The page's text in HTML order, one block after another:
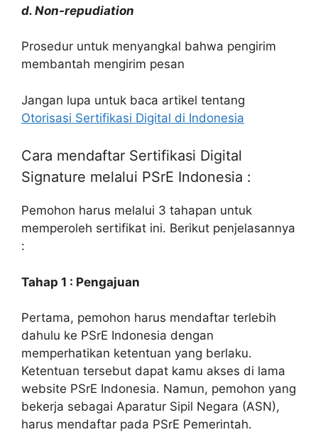
d. Non-repudiation
Prosedur untuk menyangkal bahwa pengirim
membantah mengirim pesan
Jangan lupa untuk baca artikel tentang
Otorisasi Sertifikasi Digital di Indonesia
Cara mendaftar Sertifikasi Digital
Signature melalui PSrE Indonesia :
Pemohon harus melalui 3 tahapan untuk
memperoleh sertifikat ini. Berikut penjelasannya
:
Tahap 1 : Pengajuan
Pertama, pemohon harus mendaftar terlebih
dahulu ke PSrE Indonesia dengan
memperhatikan ketentuan yang berlaku.
Ketentuan tersebut dapat kamu akses di lama
website PSrE Indonesia. Namun, pemohon yang
bekerja sebagai Aparatur Sipil Negara (ASN),
harus mendaftar pada PSrE Pemerintah.